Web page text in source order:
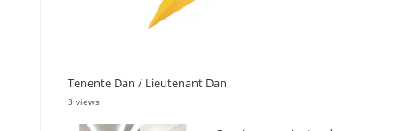
Tenente Dan / Lieutenant Dan
3 views